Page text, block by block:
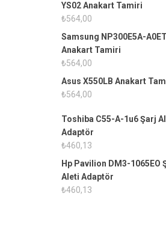
YS02 Anakart Tamiri
₺564,00
Samsung NP300E5A-
Anakart Tamiri
₺564,00
Asus X550LB Anakart
₺564,00
Toshiba C55-A-1u6 Şarj
Adaptör
₺460,13
Hp Pavilion DM3-1065EO
Aleti Adaptör
₺460,13